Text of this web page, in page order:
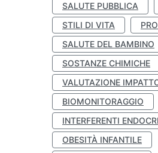
SALUTE PUBBLICA
STILI DI VITA
SALUTE DEL BAMBINO
SOSTANZE CHIMICHE
VALUTAZIONE
BIOMONITORAGGIO
INTERFERENTI
OBESITÀ INFANTILE